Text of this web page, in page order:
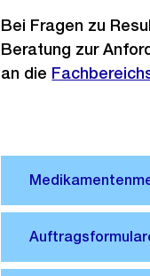
Bei Fragen zu
Beratung zur
an die